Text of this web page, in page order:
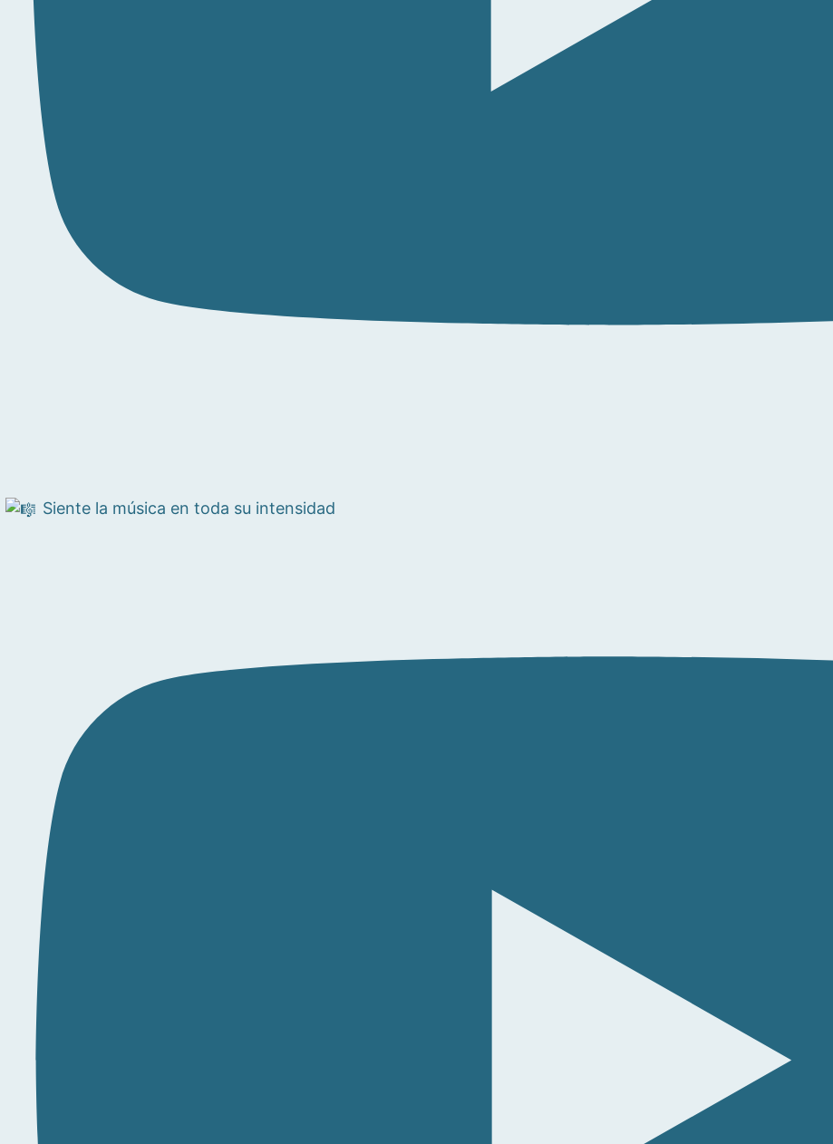
Siente la música en toda su intensidad